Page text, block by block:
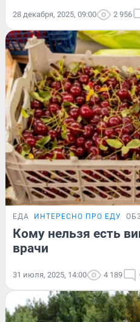
28 декабря, 2025, 09:00 2 956
ЕДА ИНТЕРЕСНО ПРО ЕДУ
Кому нельзя есть
врачи
31 июля, 2025, 14:00 4 189